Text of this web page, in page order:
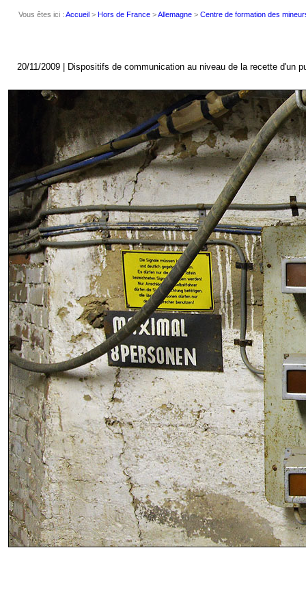
Vous êtes ici : Accueil > Hors de France >Allemagne > Centre de formation des
20/11/2009 | Dispositifs de communication au niveau de la recette d'un